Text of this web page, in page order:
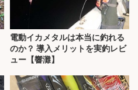
電動イカメタルは本当に釣れる
のか？ 導入メリットを実釣レビ
ュー【響灘】